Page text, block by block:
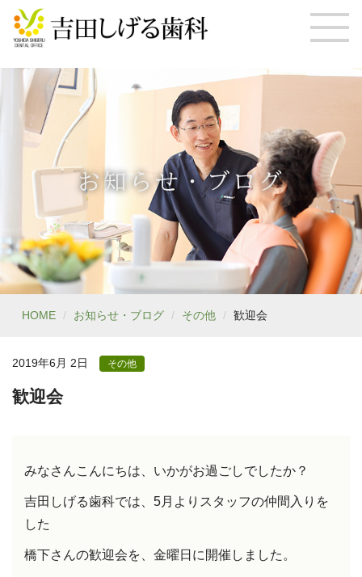
お知らせ・ブログ
HOME お知らせ・ブログ その他 歓迎会
2019年6月 2日 その他
歓迎会
みなさんこんにちは、いかがお過ごしでしたか？
吉田しげる歯科では、5月よりスタッフの仲間入りを
した
橋下さんの歓迎会を、金曜日に開催しました。